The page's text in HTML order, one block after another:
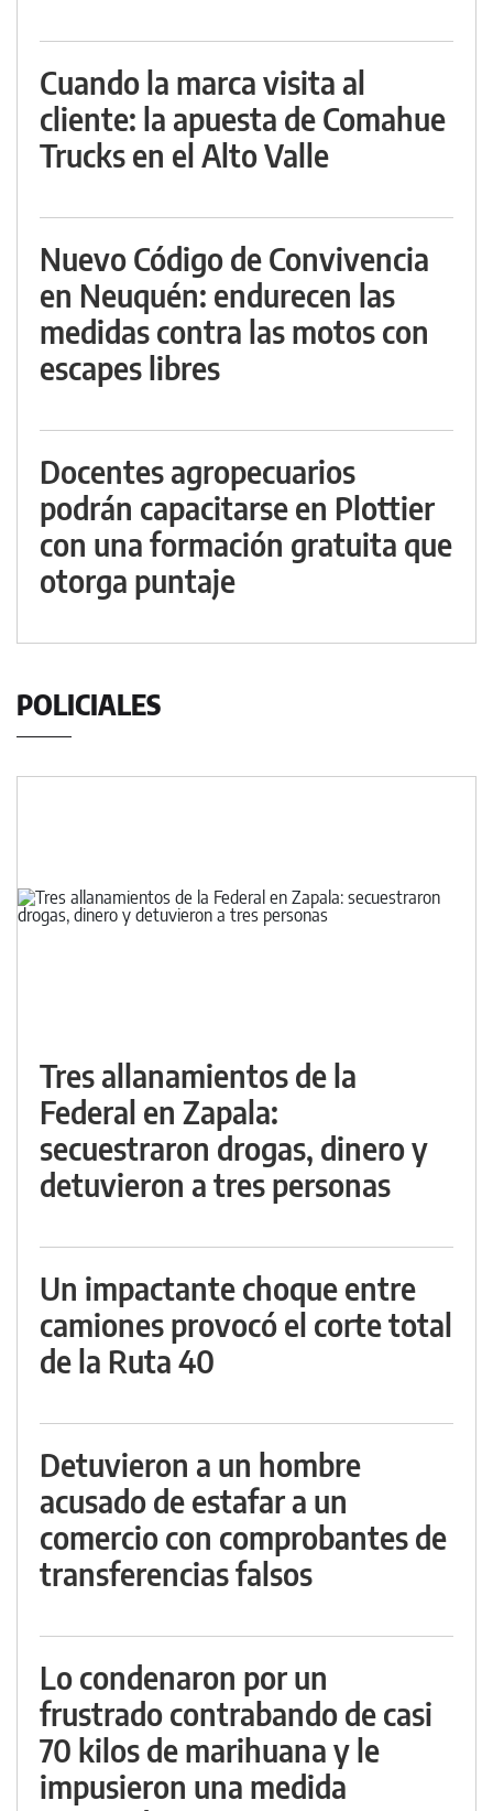
Cuando la marca visita al
cliente: la apuesta de Comahue
Trucks en el Alto Valle
Nuevo Código de Convivencia
en Neuquén: endurecen las
medidas contra las motos con
escapes libres
Docentes agropecuarios
podrán capacitarse en Plottier
con una formación gratuita que
otorga puntaje
POLICIALES
Tres allanamientos de la
Federal en Zapala:
secuestraron drogas, dinero y
detuvieron a tres personas
Un impactante choque entre
camiones provocó el corte total
de la Ruta 40
Detuvieron a un hombre
acusado de estafar a un
comercio con comprobantes de
transferencias falsos
Lo condenaron por un
frustrado contrabando de casi
70 kilos de marihuana y le
impusieron una medida